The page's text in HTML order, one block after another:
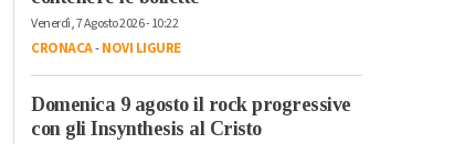
Venerdì, 7 Agosto 2026 - 10:22
CRONACA-NOVI LIGURE
Domenica 9 agosto il rock progressive
con gli Insynthesis al Cristo